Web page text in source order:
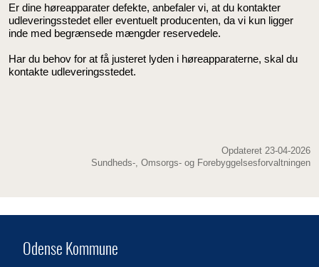
Er dine høreapparater defekte, anbefaler vi, at du kontakter
udleveringsstedet eller eventuelt producenten, da vi kun ligger
inde med begrænsede mængder reservedele.
Har du behov for at få justeret lyden i høreapparaterne, skal du
kontakte udleveringsstedet.
Opdateret 23-04-2026
Sundheds-, Omsorgs- og Forebyggelsesforvaltningen
Odense Kommune